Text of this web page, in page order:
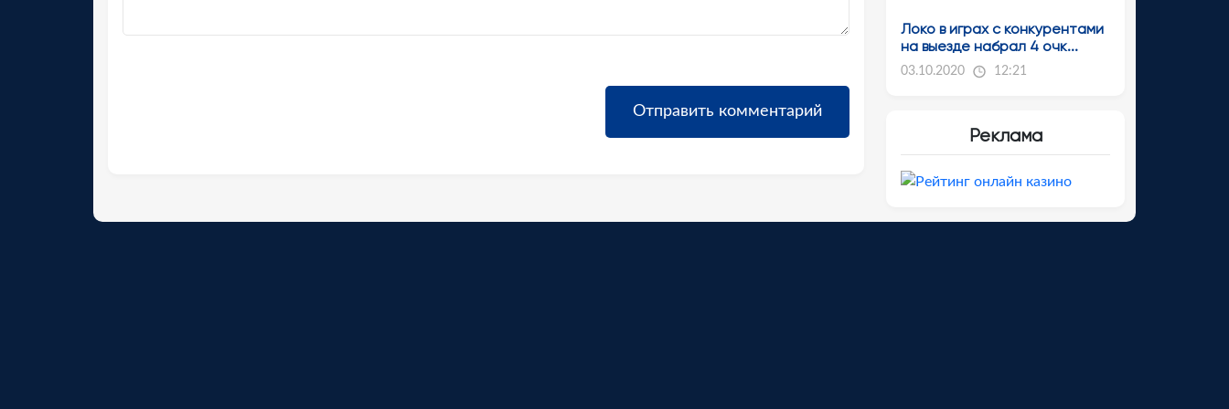
Локо в играх с конкурентами
на выезде набрал 4 очк...
03.10.2020 12:21
Реклама